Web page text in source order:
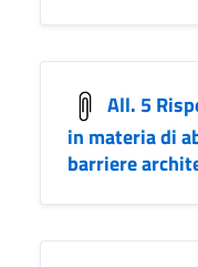
All. 5
in materia di
barriere